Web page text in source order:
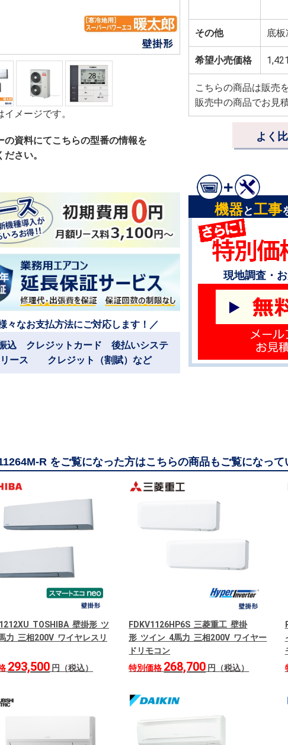
メージです。
の資料にてこちらの型番の情報を
ださい。
その他 底
希望小売価格
こちらの商品は販売
販売中の商品でお見
よく
々なお支払方法にご対応します！／
込 クレジットカード 後払いシステ
ース クレジット（割賦）など
機器と工事
現地調査・
R をご覧になった方はこちらの商品もご覧になって
TOSHIBA 壁掛形 ツ
力 三相200V ワイヤレスリ
293,500 円（税込）
FDKV1126HP6S 三菱重工 壁掛
形 ツイン 4馬力 三相200V ワイヤー
ドリモコン
特別価格 268,700 円（税込）